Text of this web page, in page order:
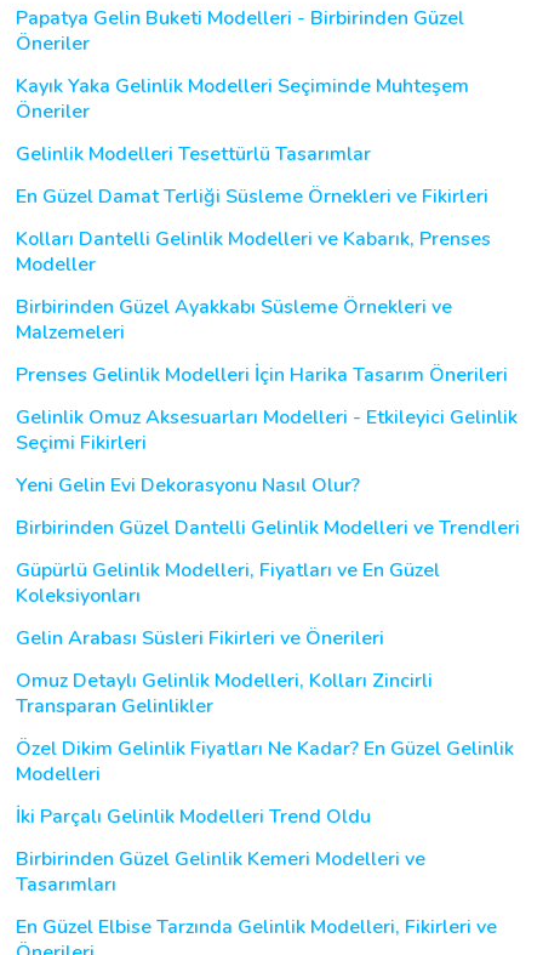
Papatya Gelin Buketi Modelleri - Birbirinden Güzel
Öneriler
Kayık Yaka Gelinlik Modelleri Seçiminde Muhteşem
Öneriler
Gelinlik Modelleri Tesettürlü Tasarımlar
En Güzel Damat Terliği Süsleme Örnekleri ve Fikirleri
Kolları Dantelli Gelinlik Modelleri ve Kabarık, Prenses
Modeller
Birbirinden Güzel Ayakkabı Süsleme Örnekleri ve
Malzemeleri
Prenses Gelinlik Modelleri İçin Harika Tasarım Önerileri
Gelinlik Omuz Aksesuarları Modelleri - Etkileyici Gelinlik
Seçimi Fikirleri
Yeni Gelin Evi Dekorasyonu Nasıl Olur?
Birbirinden Güzel Dantelli Gelinlik Modelleri ve Trendleri
Güpürlü Gelinlik Modelleri, Fiyatları ve En Güzel
Koleksiyonları
Gelin Arabası Süsleri Fikirleri ve Önerileri
Omuz Detaylı Gelinlik Modelleri, Kolları Zincirli
Transparan Gelinlikler
Özel Dikim Gelinlik Fiyatları Ne Kadar? En Güzel Gelinlik
Modelleri
İki Parçalı Gelinlik Modelleri Trend Oldu
Birbirinden Güzel Gelinlik Kemeri Modelleri ve
Tasarımları
En Güzel Elbise Tarzında Gelinlik Modelleri, Fikirleri ve